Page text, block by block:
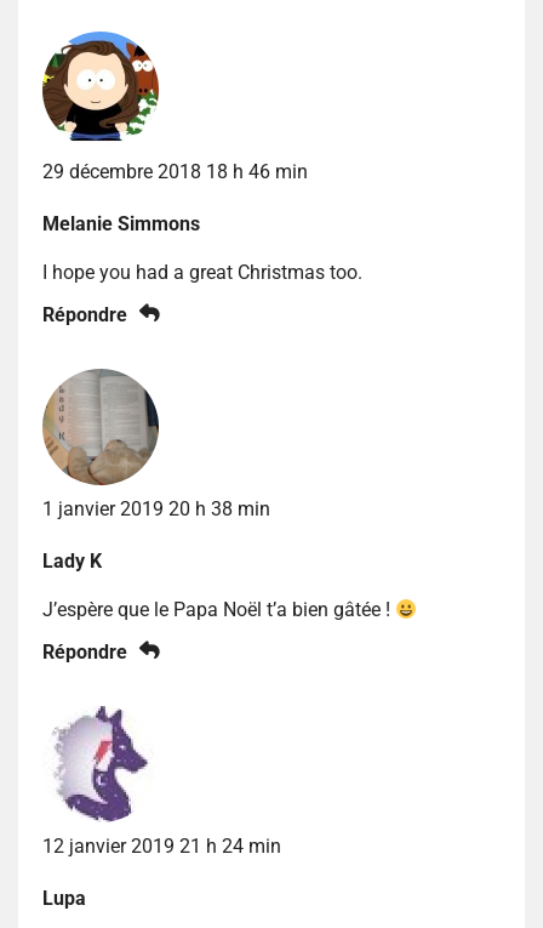
29 décembre 2018 18 h 46 min
Melanie Simmons
I hope you had a great Christmas too.
Répondre
1 janvier 2019 20 h 38 min
Lady K
J’espère que le Papa Noël t’a bien gâtée !
Répondre
12 janvier 2019 21 h 24 min
Lupa